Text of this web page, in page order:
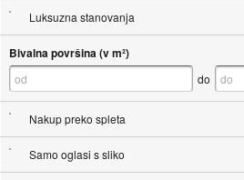
Luksuzna stanovanja
Bivalna površina (v m²)
do
Nakup preko spleta
Samo oglasi s sliko